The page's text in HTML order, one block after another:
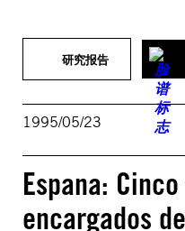
研究报告
1995/05/23
Espana:
encargados